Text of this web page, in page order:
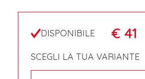
DISPONIBILE € 41
SCEGLI LA TUA VARIANTE